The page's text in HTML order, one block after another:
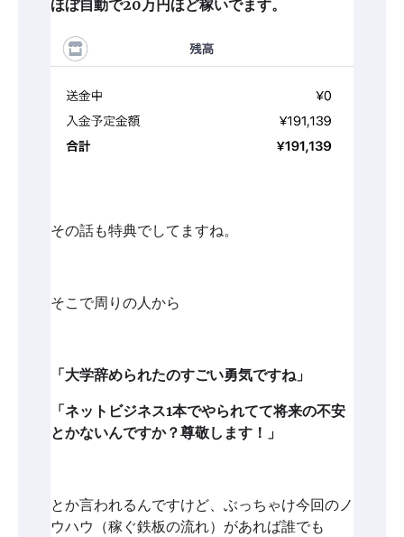
ほぼ自動で20万円ほど稼いでます。
その話も特典でしてますね。
そこで周りの人から
「大学辞められたのすごい勇気ですね」
「ネットビジネス1本でやられてて将来の不安
とかないんですか？尊敬します！」
とか言われるんですけど、ぶっちゃけ今回のノ
ウハウ（稼ぐ鉄板の流れ）があれば誰でも